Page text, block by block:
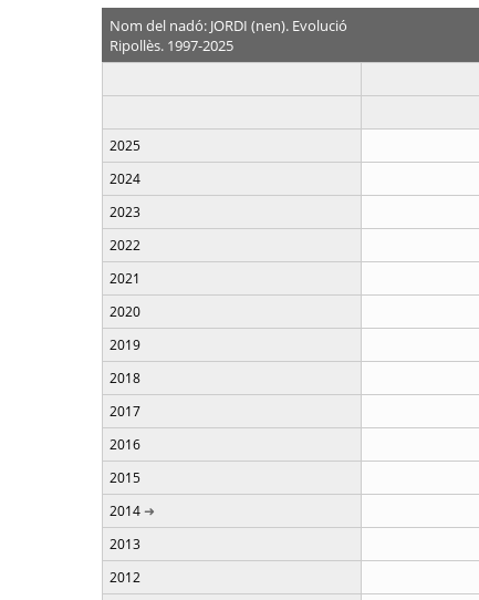
Nom del nadó: JORDI (nen). Evolució
Ripollès. 1997-2025
2025
2024
2023
2022
2021
2020
2019
2018
2017
2016
2015
2014
2013
2012